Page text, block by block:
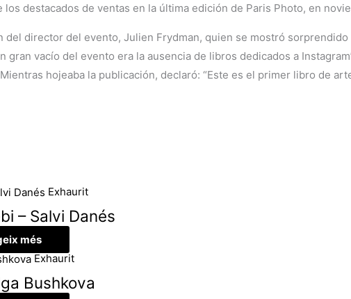
destacados de ventas en la última edición de Paris Photo, en
del director del evento, Julien Frydman, quien se mostró
gran vacío del evento era la ausencia de libros dedicados a
hojeaba la publicación, declaró: “Este es el primer libro de
Exhaurit
– Salvi Danés
més
Exhaurit
Bushkova